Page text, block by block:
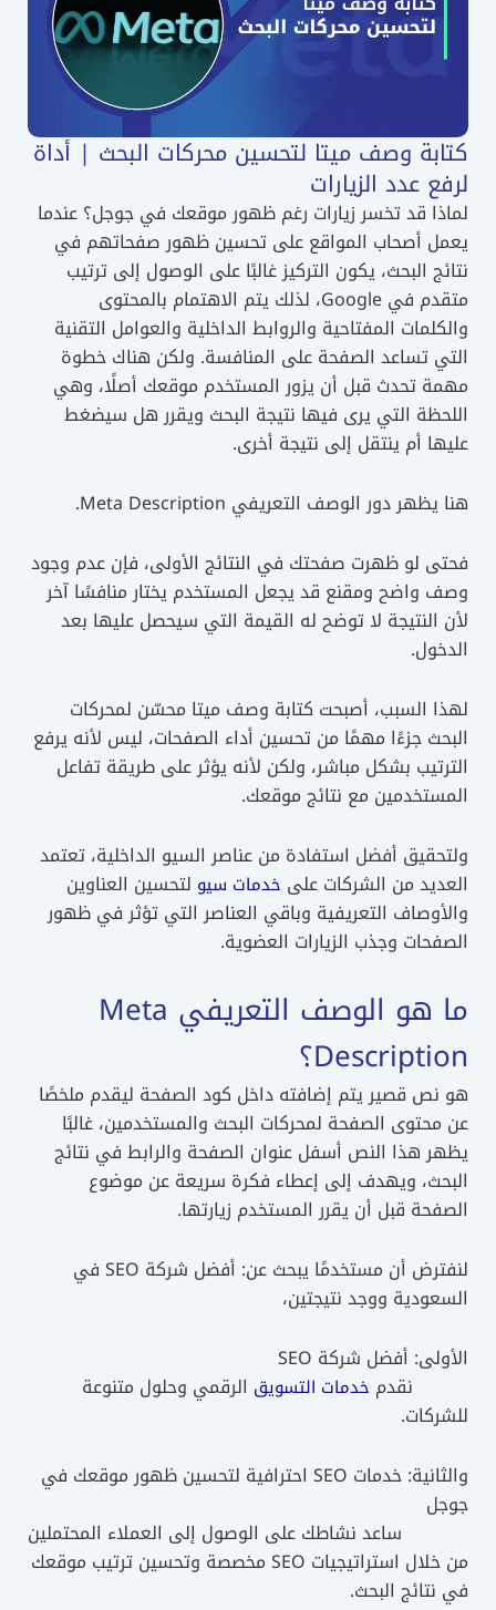
كتابة وصف ميتا لتحسين محركات البحث | أداة
لرفع عدد الزيارات
لماذا قد تخسر زيارات رغم ظهور موقعك في جوجل؟ عندما
يعمل أصحاب المواقع على تحسين ظهور صفحاتهم في
نتائج البحث، يكون التركيز غالبًا على الوصول إلى ترتيب
متقدم في Google، لذلك يتم الاهتمام بالمحتوى
والكلمات المفتاحية والروابط الداخلية والعوامل التقنية
التي تساعد الصفحة على المنافسة. ولكن هناك خطوة
مهمة تحدث قبل أن يزور المستخدم موقعك أصلًا، وهي
اللحظة التي يرى فيها نتيجة البحث ويقرر هل سيضغط
عليها أم ينتقل إلى نتيجة أخرى.
هنا يظهر دور الوصف التعريفي Meta Description.
فحتى لو ظهرت صفحتك في النتائج الأولى، فإن عدم وجود
وصف واضح ومقنع قد يجعل المستخدم يختار منافسًا آخر
لأن النتيجة لا توضح له القيمة التي سيحصل عليها بعد
الدخول.
لهذا السبب، أصبحت كتابة وصف ميتا محسّن لمحركات
البحث جزءًا مهمًا من تحسين أداء الصفحات، ليس لأنه يرفع
الترتيب بشكل مباشر، ولكن لأنه يؤثر على طريقة تفاعل
المستخدمين مع نتائج موقعك.
ولتحقيق أفضل استفادة من عناصر السيو الداخلية، تعتمد
العديد من الشركات على خدمات سيو لتحسين العناوين
والأوصاف التعريفية وباقي العناصر التي تؤثر في ظهور
الصفحات وجذب الزيارات العضوية.
ما هو الوصف التعريفي Meta
Description؟
هو نص قصير يتم إضافته داخل كود الصفحة ليقدم ملخصًا
عن محتوى الصفحة لمحركات البحث والمستخدمين، غالبًا
يظهر هذا النص أسفل عنوان الصفحة والرابط في نتائج
البحث، ويهدف إلى إعطاء فكرة سريعة عن موضوع
الصفحة قبل أن يقرر المستخدم زيارتها.
لنفترض أن مستخدمًا يبحث عن: أفضل شركة SEO في
السعودية ووجد نتيجتين،
الأولى: أفضل شركة SEO
نقدم خدمات التسويق الرقمي وحلول متنوعة
للشركات.
والثانية: خدمات SEO احترافية لتحسين ظهور موقعك في
جوجل
ساعد نشاطك على الوصول إلى العملاء المحتملين
من خلال استراتيجيات SEO مخصصة وتحسين ترتيب موقعك
في نتائج البحث.